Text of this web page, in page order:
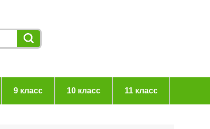
9 класс 10 класс 11 класс